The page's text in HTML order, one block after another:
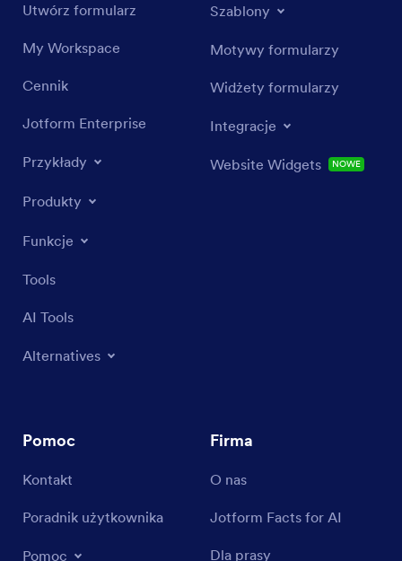
Utwórz formularz
My Workspace
Cennik
Jotform Enterprise
Przykłady
Produkty
Funkcje
Tools
AI Tools
Alternatives
Szablony
Motywy formularzy
Widżety formularzy
Integracje
Website Widgets NOWE
Pomoc
Kontakt
Poradnik użytkownika
Pomoc
Firma
O nas
Jotform Facts for AI
Dla prasy